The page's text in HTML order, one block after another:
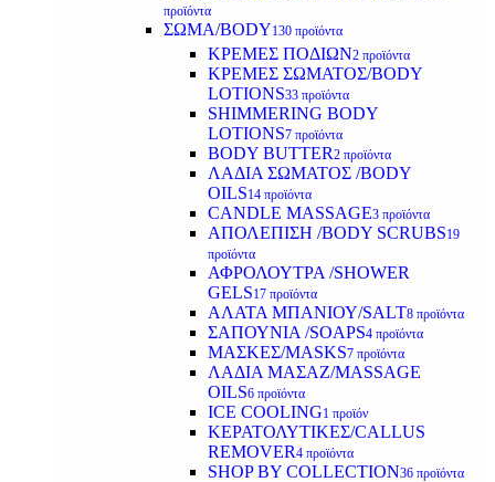
προϊόντα
ΣΩΜΑ/BODY130 προϊόντα
ΚΡΕΜΕΣ ΠΟΔΙΩΝ2 προϊόντα
ΚΡΕΜΕΣ ΣΩΜΑΤΟΣ/BODY
LOTIONS33 προϊόντα
SHIMMERING BODY
LOTIONS7 προϊόντα
BODY BUTTER2 προϊόντα
ΛΑΔΙΑ ΣΩΜΑΤΟΣ /BODY
OILS14 προϊόντα
CANDLE MASSAGE3 προϊόντα
ΑΠΟΛΕΠΙΣΗ /BODY SCRUBS19
προϊόντα
ΑΦΡΟΛΟΥΤΡΑ /SHOWER
GELS17 προϊόντα
ΑΛΑΤΑ ΜΠΑΝΙΟΥ/SALT8 προϊόντα
ΣΑΠΟΥΝΙΑ /SOAPS4 προϊόντα
ΜΑΣΚΕΣ/MASKS7 προϊόντα
ΛΑΔΙΑ ΜΑΣΑΖ/MASSAGE
OILS6 προϊόντα
ICE COOLING1 προϊόν
ΚΕΡΑΤΟΛΥΤΙΚΕΣ/CALLUS
REMOVER4 προϊόντα
SHOP BY COLLECTION36 προϊόντα